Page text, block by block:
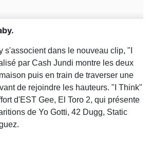
s'associent dans le nouveau clip, "I
par Cash Jundi montre les deux
puis en train de traverser une
de rejoindre les hauteurs. "I Think"
d'EST Gee, El Toro 2, qui présente
de Yo Gotti, 42 Dugg, Static